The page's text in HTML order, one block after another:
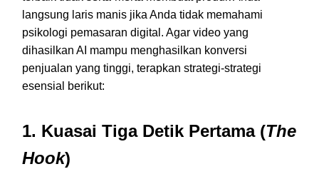
langsung laris manis jika Anda tidak memahami
psikologi pemasaran digital. Agar video yang
dihasilkan AI mampu menghasilkan konversi
penjualan yang tinggi, terapkan strategi-strategi
esensial berikut:
1. Kuasai Tiga Detik Pertama (The
Hook)